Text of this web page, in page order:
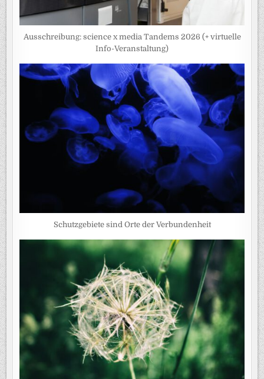
Ausschreibung: science x media Tandems 2026 (+ virtuelle
Info-Veranstaltung)
Schutzgebiete sind Orte der Verbundenheit